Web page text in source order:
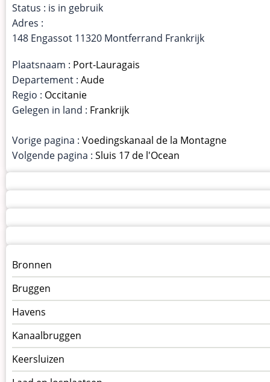
Status : is in gebruik
Adres :
148 Engassot 11320 Montferrand Frankrijk
Plaatsnaam : Port-Lauragais
Departement : Aude
Regio : Occitanie
Gelegen in land : Frankrijk
Vorige pagina : Voedingskanaal de la Montagne
Volgende pagina : Sluis 17 de l'Ocean
Menu
kunstwerken
op
kunstwerkpagina
Bronnen
Bruggen
Havens
Kanaalbruggen
Keersluizen